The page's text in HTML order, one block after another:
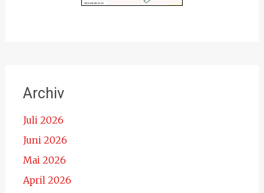
Archiv
Juli 2026
Juni 2026
Mai 2026
April 2026